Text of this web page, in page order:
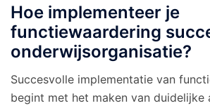
Hoe implementeer je
functiewaardering
onderwijsorganisatie?
Succesvolle implementatie van
begint met het maken van duidelijke